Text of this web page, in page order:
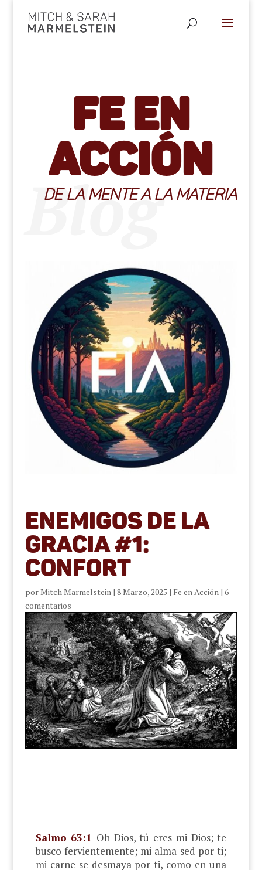
Fe en
Acción
DE LA MENTE A LA MATERIA
Blog
Enemigos de la
Gracia #1:
Confort
porMitch Marmelstein| 8 Marzo, 2025 | Fe en Acción| 6
comentarios
Salmo 63:1 Oh Dios, tú eres mi Dios; te
busco fervientemente; mi alma sed por ti;
mi carne se desmaya por ti, como en una